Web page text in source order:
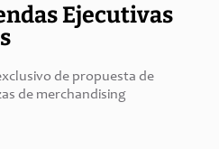
Ejecutivas
de propuesta de
de merchandising